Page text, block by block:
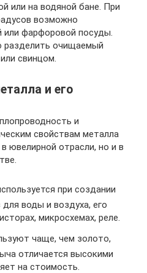
или на водяной бане. При
возможно
или фарфоровой посуды.
очищаемый
свинцом.
и его
и
свойствам металла
ювелирной отрасли, но и в
при создании
воды и воздуха, его
микросхемах, реле.
чаще, чем золото,
отличается высокими
на стоимость.